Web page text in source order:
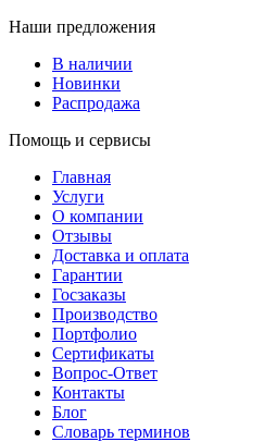
Наши предложения
В наличии
Новинки
Распродажа
Помощь и сервисы
Главная
Услуги
О компании
Отзывы
Доставка и оплата
Гарантии
Госзаказы
Производство
Портфолио
Сертификаты
Вопрос-Ответ
Контакты
Блог
Словарь терминов